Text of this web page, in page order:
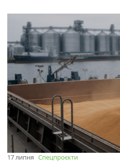
17 липня Спецпроєкти